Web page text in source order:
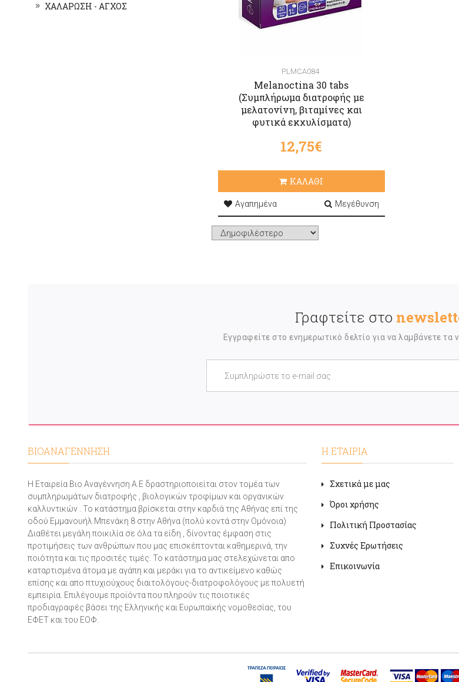
ΧΑΛΑΡΩΣΗ - ΑΓΧΟΣ
PLMCA084
Melanoctina 30 tabs
(Συμπλήρωμα διατροφής με
μελατονίνη, βιταμίνες και
φυτικά εκχυλίσματα)
12,75€
ΚΑΛΑΘΙ
Αγαπημένα Μεγέθυνση
Γραφτείτε στο
Εγγραφείτε στο ενημερωτικό δελτίο για να λαμβάνετε τα
ΒΙΟΑΝΑΓΕΝΝΗΣΗ
Η Εταιρεία Βιο Αναγέννηση Α.Ε δραστηριοποιείται στον τομέα των
συμπληρωμάτων διατροφής , βιολογικών τροφίμων και οργανικών
καλλυντικών . Το κατάστημα βρίσκεται στην καρδιά της Αθήνας επί της
οδού Εμμανουήλ Μπενάκη 8 στην Αθήνα (πολύ κοντά στην Ομόνοια)
Διαθέτει μεγάλη ποικιλία σε όλα τα είδη , δίνοντας έμφαση στις
προτιμήσεις των ανθρώπων που μας επισκέπτονται καθημερινά, την
ποιότητα και τις προσιτές τιμές. Το κατάστημα μας στελεχώνεται απο
καταρτισμένα άτομα με αγάπη και μεράκι για το αντικείμενο καθώς
επίσης και απο πτυχιούχους διαιτολόγους-διατροφολόγους με πολυετή
εμπειρία. Επιλέγουμε προϊόντα που πληρούν τις ποιοτικές
προδιαγραφές βάσει της Ελληνικής και Ευρωπαϊκής νομοθεσίας, του
ΕΦΕΤ και του ΕΟΦ.
Η ΕΤΑΙΡΙΑ
Σχετικά με μας
Όροι χρήσης
Πολιτική Προστασίας
Συχνές Ερωτήσεις
Επικοινωνία